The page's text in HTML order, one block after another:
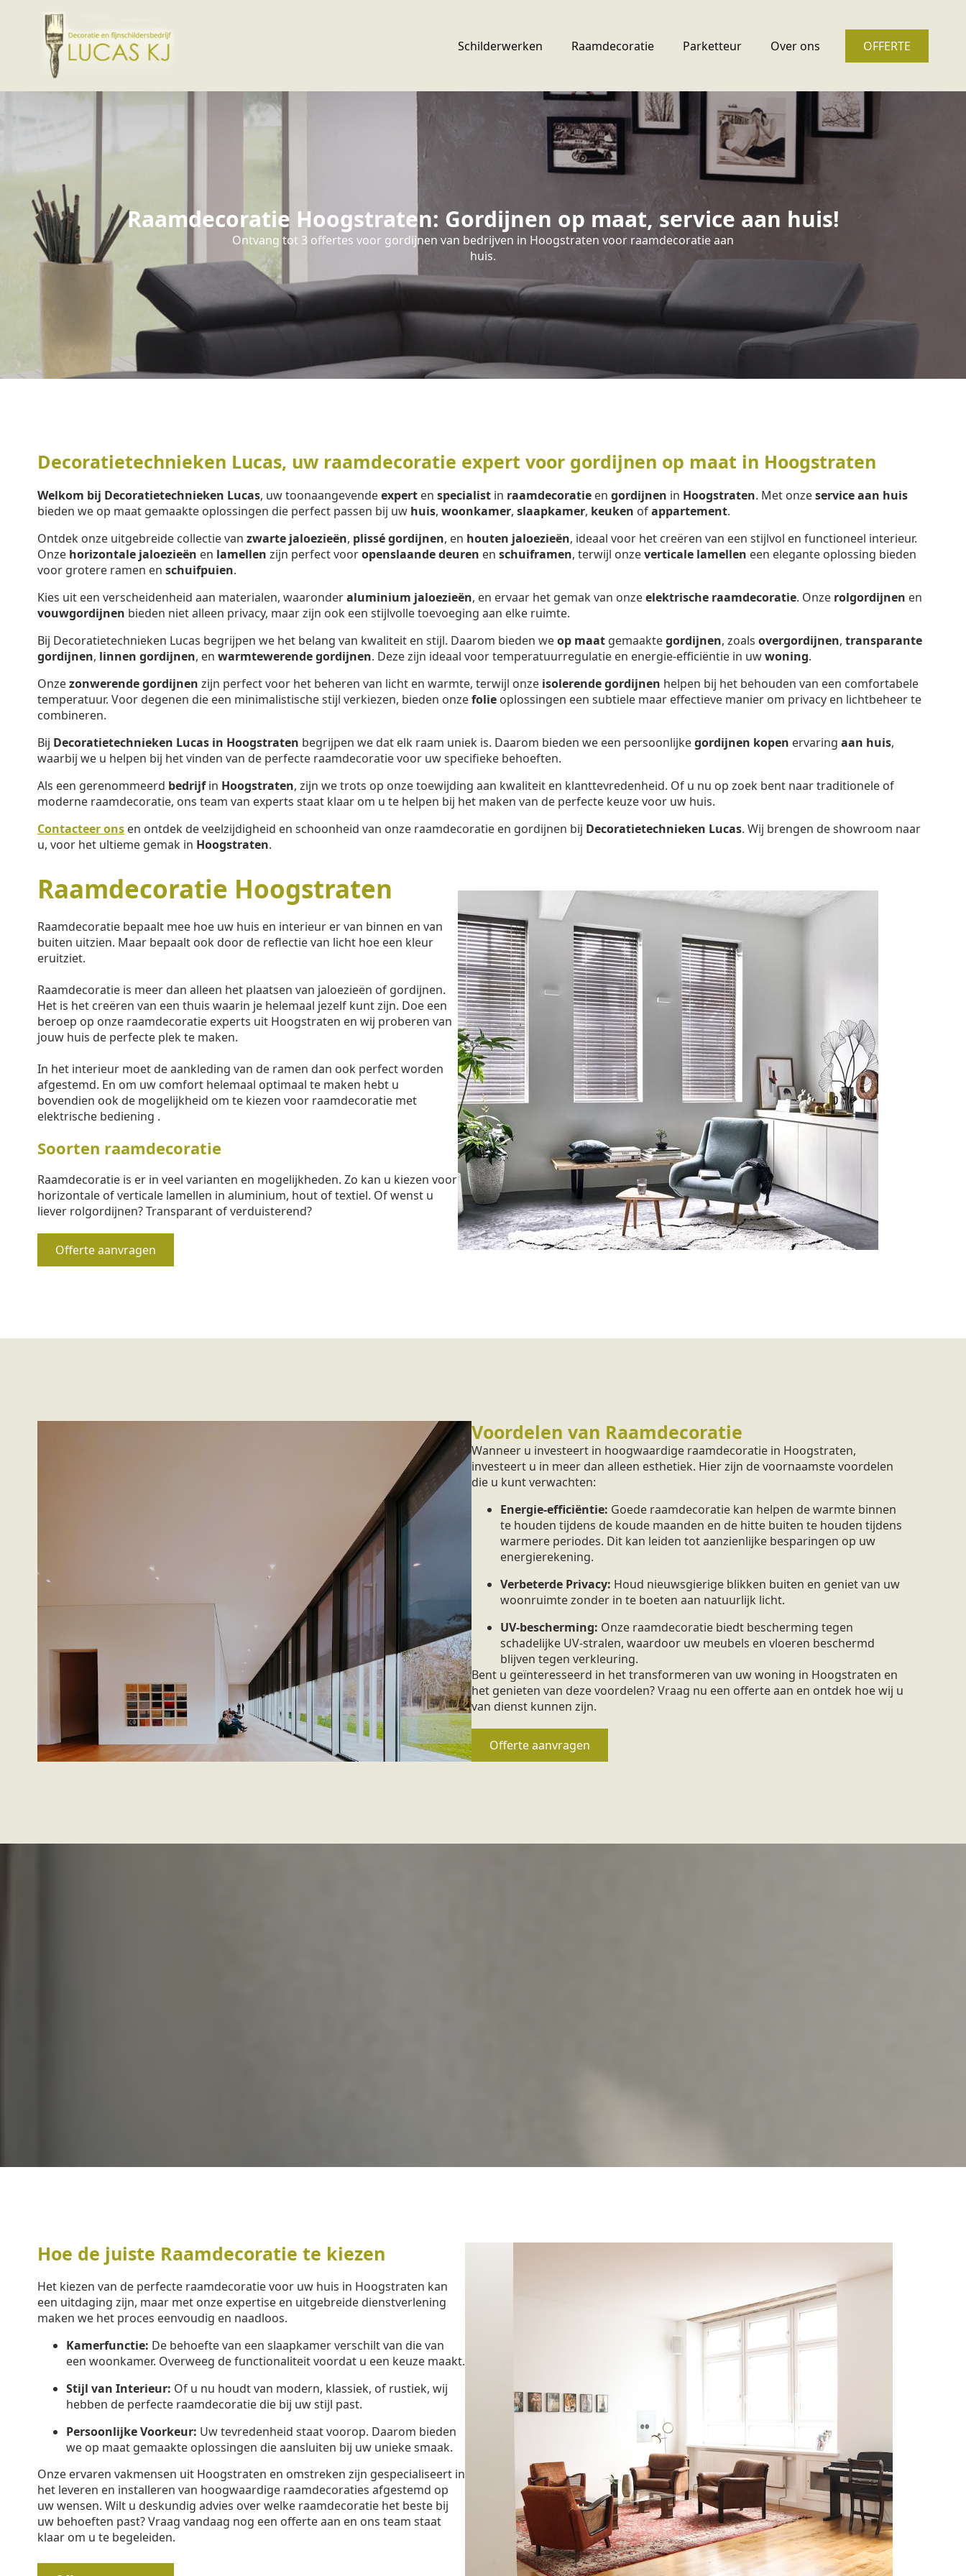
Schilderwerken Raamdecoratie Parketteur Over ons OFFERTE
Raamdecoratie Hoogstraten: Gordijnen op maat, service aan huis!
Ontvang tot 3 offertes voor gordijnen van bedrijven in Hoogstraten voor raamdecoratie aan
huis.
Decoratietechnieken Lucas, uw raamdecoratie expert voor gordijnen op maat in Hoogstraten
Welkom bij Decoratietechnieken Lucas, uw toonaangevendeexpert en specialist in raamdecoratie en gordijnen in Hoogstraten. Met onzeservice aan huis
bieden we op maat gemaakte oplossingen die perfect passen bij uw huis, woonkamer, slaapkamer, keuken ofappartement.
Ontdek onze uitgebreide collectie van zwarte jaloezieën, plissé gordijnen, en houten jaloezieën, ideaal voor het creëren van een stijlvol en functioneel interieur.
Onze horizontale jaloezieën en lamellen zijn perfect vooropenslaande deuren en schuiframen, terwijl onzeverticale lamellen een elegante oplossing bieden
voor grotere ramen en schuifpuien.
Kies uit een verscheidenheid aan materialen, waaronderaluminium jaloezieën, en ervaar het gemak van onzeelektrische raamdecoratie. Onze rolgordijnen en
vouwgordijnen bieden niet alleen privacy, maar zijn ook een stijlvolle toevoeging aan elke ruimte.
Bij Decoratietechnieken Lucas begrijpen we het belang van kwaliteit en stijl. Daarom bieden weop maat gemaaktegordijnen, zoals overgordijnen, transparante
gordijnen, linnen gordijnen, en warmtewerende gordijnen. Deze zijn ideaal voor temperatuurregulatie en energie-efficiëntie in uwwoning.
Onzezonwerende gordijnen zijn perfect voor het beheren van licht en warmte, terwijl onze isolerende gordijnen helpen bij het behouden van een comfortabele
temperatuur. Voor degenen die een minimalistische stijl verkiezen, bieden onzefolie oplossingen een subtiele maar effectieve manier om privacy en lichtbeheer te
combineren.
Bij Decoratietechnieken Lucas in Hoogstraten begrijpen we dat elk raam uniek is. Daarom bieden we een persoonlijkegordijnen kopen ervaring aan huis,
waarbij we u helpen bij het vinden van de perfecte raamdecoratie voor uw specifieke behoeften.
Als een gerenommeerd bedrijfin Hoogstraten, zijn we trots op onze toewijding aan kwaliteit en klanttevredenheid. Of u nu op zoek bent naar traditionele of
moderne raamdecoratie, ons team van experts staat klaar om u te helpen bij het maken van de perfecte keuze voor uw huis.
Contacteer ons en ontdek de veelzijdigheid en schoonheid van onze raamdecoratie en gordijnen bij Decoratietechnieken Lucas. Wij brengen de showroom naar
u, voor het ultieme gemak in Hoogstraten.
Raamdecoratie Hoogstraten
Raamdecoratie bepaalt mee hoe uw huis en interieur er van binnen en van
buiten uitzien. Maar bepaalt ook door de reflectie van licht hoe een kleur
eruitziet.
Raamdecoratie is meer dan alleen het plaatsen van jaloezieën of gordijnen.
Het is het creëren van een thuis waarin je helemaal jezelf kunt zijn. Doe een
beroep op onze raamdecoratie experts uit Hoogstraten en wij proberen van
jouw huis de perfecte plek te maken.
In het interieur moet de aankleding van de ramen dan ook perfect worden
afgestemd. En om uw comfort helemaal optimaal te maken hebt u
bovendien ook de mogelijkheid om te kiezen voor raamdecoratie met
elektrische bediening .
Soorten raamdecoratie
Raamdecoratie is er in veel varianten en mogelijkheden. Zo kan u kiezen voor
horizontale of verticale lamellen in aluminium, hout of textiel. Of wenst u
liever rolgordijnen? Transparant of verduisterend?
Offerte aanvragen
Voordelen van Raamdecoratie
Wanneer u investeert in hoogwaardige raamdecoratie in Hoogstraten,
investeert u in meer dan alleen esthetiek. Hier zijn de voornaamste voordelen
die u kunt verwachten:
Energie-efficiëntie: Goede raamdecoratie kan helpen de warmte binnen
te houden tijdens de koude maanden en de hitte buiten te houden tijdens
warmere periodes. Dit kan leiden tot aanzienlijke besparingen op uw
energierekening.
Verbeterde Privacy: Houd nieuwsgierige blikken buiten en geniet van uw
woonruimte zonder in te boeten aan natuurlijk licht.
UV-bescherming: Onze raamdecoratie biedt bescherming tegen
schadelijke UV-stralen, waardoor uw meubels en vloeren beschermd
blijven tegen verkleuring.
Bent u geïnteresseerd in het transformeren van uw woning in Hoogstraten en
het genieten van deze voordelen? Vraag nu een offerte aan en ontdek hoe wij u
van dienst kunnen zijn.
Offerte aanvragen
Hoe de juiste Raamdecoratie te kiezen
Het kiezen van de perfecte raamdecoratie voor uw huis in Hoogstraten kan
een uitdaging zijn, maar met onze expertise en uitgebreide dienstverlening
maken we het proces eenvoudig en naadloos.
Kamerfunctie: De behoefte van een slaapkamer verschilt van die van
een woonkamer. Overweeg de functionaliteit voordat u een keuze maakt.
Stijl van Interieur: Of u nu houdt van modern, klassiek, of rustiek, wij
hebben de perfecte raamdecoratie die bij uw stijl past.
Persoonlijke Voorkeur: Uw tevredenheid staat voorop. Daarom bieden
we op maat gemaakte oplossingen die aansluiten bij uw unieke smaak.
Onze ervaren vakmensen uit Hoogstraten en omstreken zijn gespecialiseert in
het leveren en installeren van hoogwaardige raamdecoraties afgestemd op
uw wensen. Wilt u deskundig advies over welke raamdecoratie het beste bij
uw behoeften past? Vraag vandaag nog een offerte aan en ons team staat
klaar om u te begeleiden.